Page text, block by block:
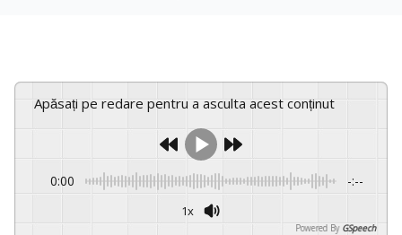
Apăsați pe redare pentru a asculta acest conținut
0:00 -:--
1x
Powered By GSpeech